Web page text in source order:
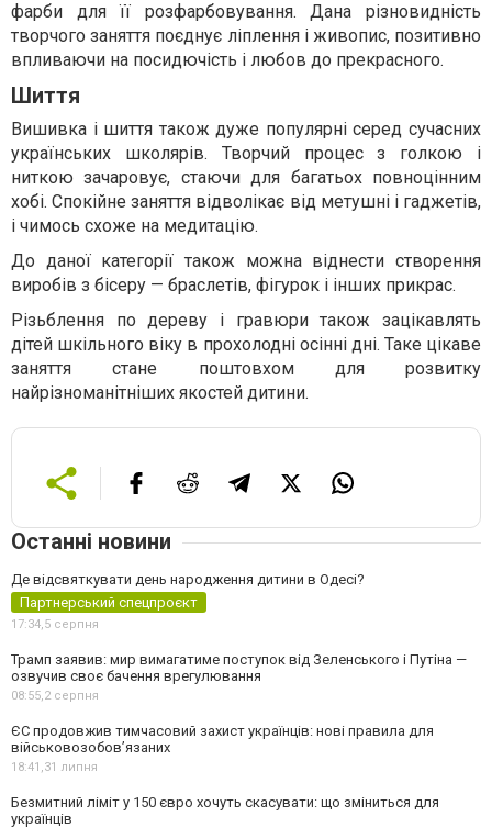
фарби для її розфарбовування. Дана різновидність
творчого заняття поєднує ліплення і живопис, позитивно
впливаючи на посидючість і любов до прекрасного.
Шиття
Вишивка і шиття також дуже популярні серед сучасних
українських школярів. Творчий процес з голкою і
ниткою зачаровує, стаючи для багатьох повноцінним
хобі. Спокійне заняття відволікає від метушні і гаджетів,
і чимось схоже на медитацію.
До даної категорії також можна віднести створення
виробів з бісеру — браслетів, фігурок і інших прикрас.
Різьблення по дереву і гравюри також зацікавлять
дітей шкільного віку в прохолодні осінні дні. Таке цікаве
заняття стане поштовхом для розвитку
найрізноманітніших якостей дитини.
Останні новини
Де відсвяткувати день народження дитини в Одесі?
Партнерський спецпроєкт
17:34,5 серпня
Трамп заявив: мир вимагатиме поступок від Зеленського і Путіна —
озвучив своє бачення врегулювання
08:55,2 серпня
ЄС продовжив тимчасовий захист українців: нові правила для
військовозобов’язаних
18:41,31 липня
Безмитний ліміт у 150 євро хочуть скасувати: що зміниться для
українців